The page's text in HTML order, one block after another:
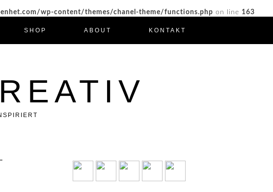
wp-content/themes/chanel-theme/functions.php on line 163
SHOP ABOUT KONTAKT